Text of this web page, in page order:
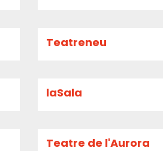
Teatreneu
laSala
Teatre de l'Aurora